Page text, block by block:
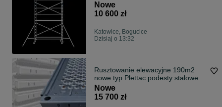
Nowe
10 600 zł
Katowice, Bogucice
Dzisiaj o 13:32
Rusztowanie elewacyjne 190m2
nowe typ Plettac podesty stalowe
nitowane
Nowe
15 700 zł